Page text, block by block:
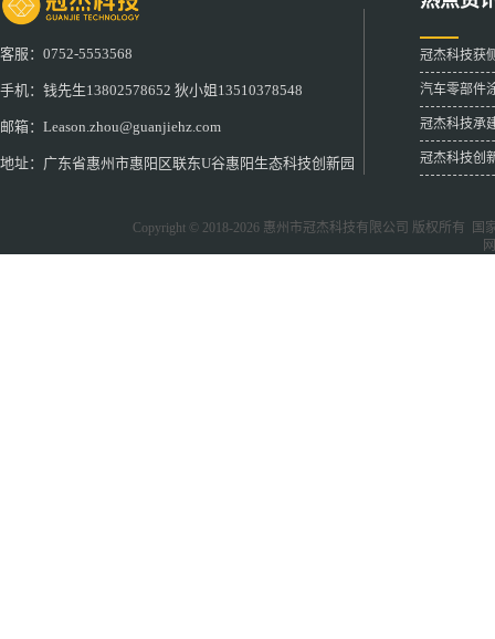
客服：0752-5553568
手机：钱先生13802578652 狄小姐13510378548
邮箱：Leason.zhou@guanjiehz.com
地址：广东省惠州市惠阳区联东U谷惠阳生态科技创新园
冠杰科技获
汽车零部件
冠杰科技承
冠杰科技创
Copyright © 2018-2026 惠州市冠杰科技有限公司
版权所有 国